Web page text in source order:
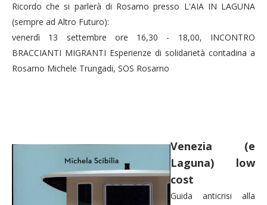
Ricordo che si parlerà di Rosarno presso L'AIA IN LAGUNA
(sempre ad Altro Futuro):
venerdì 13 settembre ore 16,30 - 18,00, INCONTRO
BRACCIANTI MIGRANTI Esperienze di solidarietà contadina a
Rosarno Michele Trungadi, SOS Rosarno
Venezia (e
Laguna) low
cost
Guida anticrisi alla